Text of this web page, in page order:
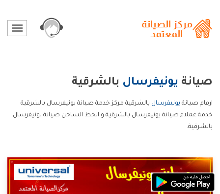
صيانة يونيفرسال بالشرقية
ارقام صيانة يونيفرسال بالشرقية مركز خدمة صيانة يونيفرسال بالشرقية
خدمة عملاء صيانة يونيفرسال بالشرقية و الخط الساخن صيانة يونيفرسال
بالشرقية.